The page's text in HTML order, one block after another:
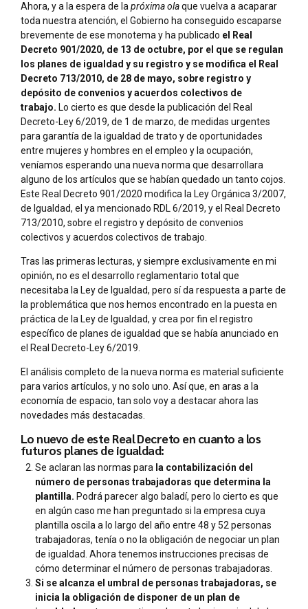
Ahora, y a la espera de la próxima olaque vuelva a acaparar
toda nuestra atención, el Gobierno ha conseguido escaparse
brevemente de ese monotema y ha publicado el Real
Decreto 901/2020, de 13 de octubre, por el que se regulan
los planes de igualdad y su registro y se modifica el Real
Decreto 713/2010, de 28 de mayo, sobre registro y
depósito de convenios y acuerdos colectivos de
trabajo. Lo cierto es que desde la publicación del Real
Decreto-Ley 6/2019, de 1 de marzo, de medidas urgentes
para garantía de la igualdad de trato y de oportunidades
entre mujeres y hombres en el empleo y la ocupación,
veníamos esperando una nueva norma que desarrollara
alguno de los artículos que se habían quedado un tanto cojos.
Este Real Decreto 901/2020 modifica la Ley Orgánica 3/2007,
de Igualdad, el ya mencionado RDL 6/2019, y el Real Decreto
713/2010, sobre el registro y depósito de convenios
colectivos y acuerdos colectivos de trabajo.
Tras las primeras lecturas, y siempre exclusivamente en mi
opinión, no es el desarrollo reglamentario total que
necesitaba la Ley de Igualdad, pero sí da respuesta a parte de
la problemática que nos hemos encontrado en la puesta en
práctica de la Ley de Igualdad, y crea por fin el registro
específico de planes de igualdad que se había anunciado en
el Real Decreto-Ley 6/2019.
El análisis completo de la nueva norma es material suficiente
para varios artículos, y no solo uno. Así que, en aras a la
economía de espacio, tan solo voy a destacar ahora las
novedades más destacadas.
Lo nuevo de este Real Decreto en cuanto a los
futuros planes de igualdad:
Se aclaran las normas para la contabilización del
número de personas trabajadoras que determina la
plantilla. Podrá parecer algo baladí, pero lo cierto es que
en algún caso me han preguntado si la empresa cuya
plantilla oscila a lo largo del año entre 48 y 52 personas
trabajadoras, tenía o no la obligación de negociar un plan
de igualdad. Ahora tenemos instrucciones precisas de
cómo determinar el número de personas trabajadoras.
Si se alcanza el umbral de personas trabajadoras, se
inicia la obligación de disponer de un plan de